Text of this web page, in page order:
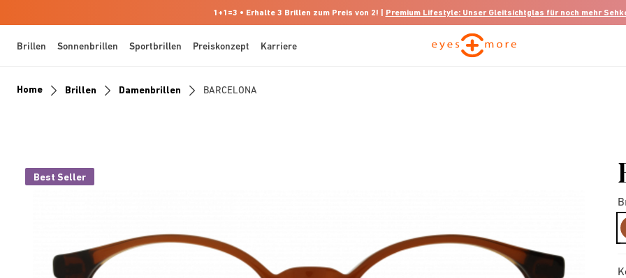
1+1=3 • Erhalte 3 Brillen zum Preis von 2! | Premium Lifestyle: Unser Gleitsichtglas für noch mehr
Brillen Sonnenbrillen Sportbrillen Preiskonzept Karriere
Home Brillen Damenbrillen BARCELONA
Best Seller